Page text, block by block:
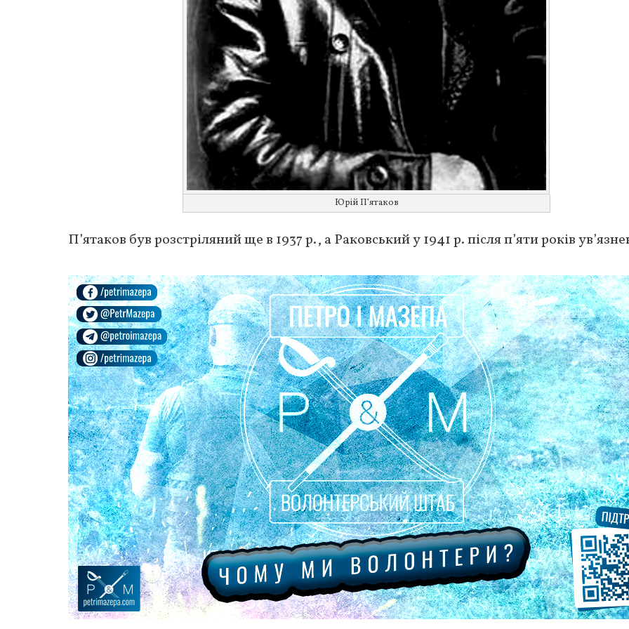
Юрій П’ятаков
П’ятаков був розстріляний ще в 1937 р., а Раковський у 1941 р. після п’яти років